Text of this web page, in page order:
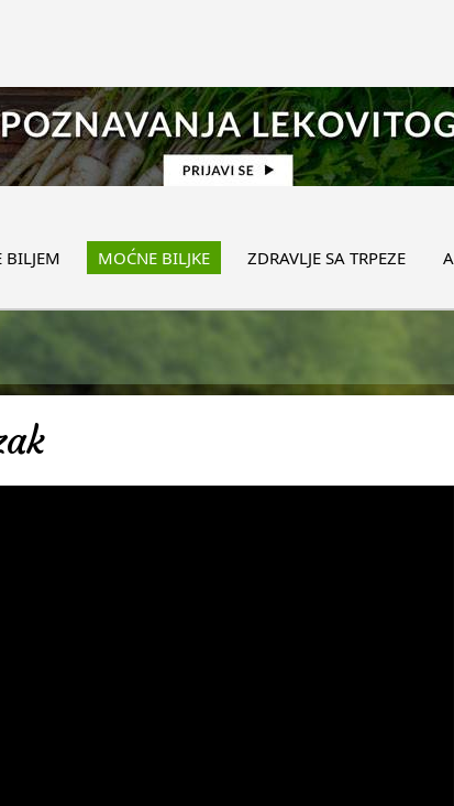
BILJEM MOĆNE BILJKE ZDRAVLJE SA TRPEZE